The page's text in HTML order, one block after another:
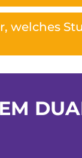
welches